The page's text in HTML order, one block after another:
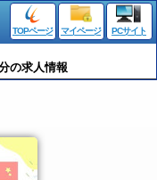
TOPページ マイページ PCサイト
の求人情報